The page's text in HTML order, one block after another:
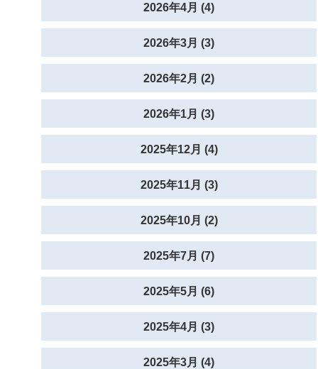
2026年4月 (4)
2026年3月 (3)
2026年2月 (2)
2026年1月 (3)
2025年12月 (4)
2025年11月 (3)
2025年10月 (2)
2025年7月 (7)
2025年5月 (6)
2025年4月 (3)
2025年3月 (4)